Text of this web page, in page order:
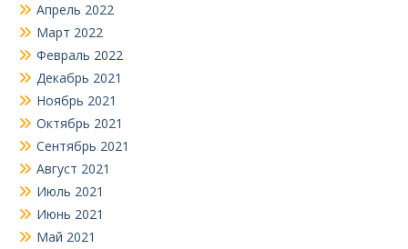
Апрель 2022
Март 2022
Февраль 2022
Декабрь 2021
Ноябрь 2021
Октябрь 2021
Сентябрь 2021
Август 2021
Июль 2021
Июнь 2021
Май 2021